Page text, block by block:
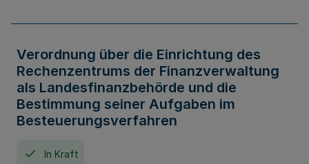
Verordnung über die Einrichtung des
Rechenzentrums der Finanzverwaltung
als Landesfinanzbehörde und die
Bestimmung seiner Aufgaben im
Besteuerungsverfahren
In Kraft